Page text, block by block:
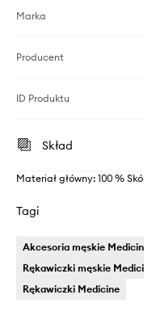
Marka
Producent
ID Produktu
Skład
Materiał główny: 100 %
Tagi
Akcesoria męskie
Rękawiczki męskie
Rękawiczki Medicine